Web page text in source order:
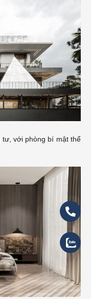
tư, với phòng bí mật thể